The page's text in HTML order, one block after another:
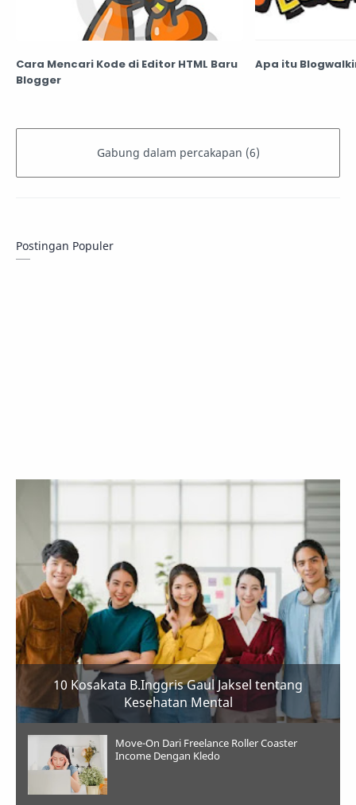
Cara Mencari Kode di Editor HTML Baru
Blogger
Apa itu
Postingan Populer
10 Kosakata B.Inggris Gaul Jaksel tentang
Kesehatan Mental
Move-On Dari Freelance Roller Coaster
Income Dengan Kledo